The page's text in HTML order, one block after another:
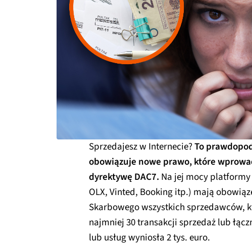
Sprzedajesz w Internecie?To
obowiązuje nowe prawo, które
dyrektywę DAC7. Na jej mocy
OLX, Vinted, Booking itp.) mają
Skarbowego wszystkich sprzedawców,
najmniej 30 transakcji sprzedaż lub
lub usług wyniosła 2 tys. euro.